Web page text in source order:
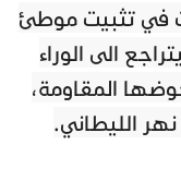
في تثبيت موطئ
الى الوراء
المقاومة،
الليطاني.